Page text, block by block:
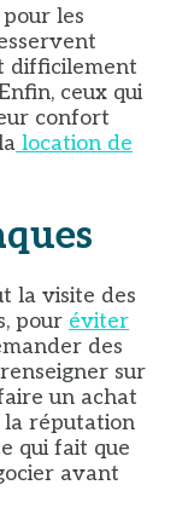
les
difficilement
ceux qui
confort
location de
la visite des
pour éviter
des
sur
un achat
la réputation
qui fait que
avant